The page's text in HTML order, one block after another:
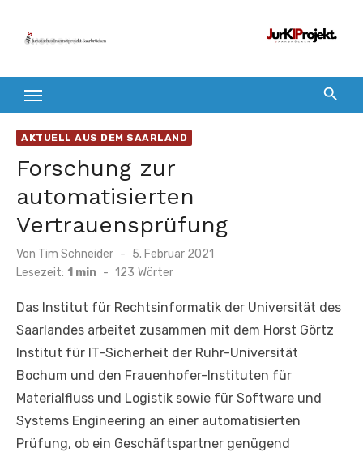
Inhalt
AKTUELL AUS DEM SAARLAND
Forschung zur
automatisierten
Vertrauensprüfung
Von Tim Schneider
Veröffentlicht
am
5. Februar 2021
Lesezeit: 1 min - 123 Wörter
Das Institut für Rechtsinformatik der Universität des
Saarlandes arbeitet zusammen mit dem Horst Görtz
Institut für IT-Sicherheit der Ruhr-Universität
Bochum und den Frauenhofer-Instituten für
Materialfluss und Logistik sowie für Software und
Systems Engineering an einer automatisierten
Prüfung, ob ein Geschäftspartner genügend